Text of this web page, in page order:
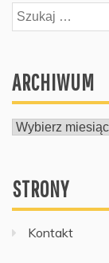
Szukaj:
ARCHIWUM
ARCHIWUM
STRONY
Kontakt